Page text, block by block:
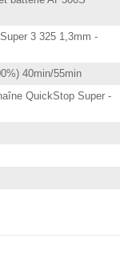
3 325 1,3mm -
40min/55min
QuickStop Super -